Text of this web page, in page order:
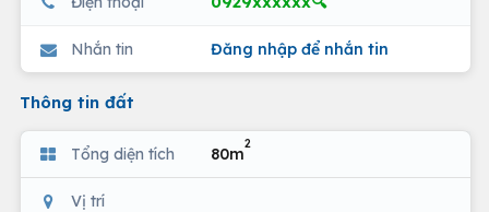
Nhắn tin Đăng nhập để nhắn tin
Thông tin đất
Tổng diện tích 80m
2
Vị trí